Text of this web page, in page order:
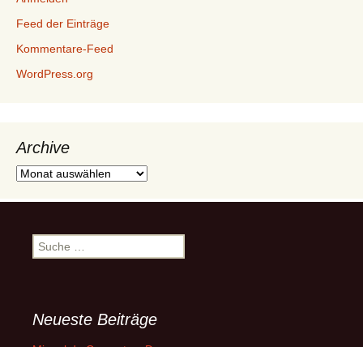
Feed der Einträge
Kommentare-Feed
WordPress.org
Archive
Archive
Suche
nach:
Neueste Beiträge